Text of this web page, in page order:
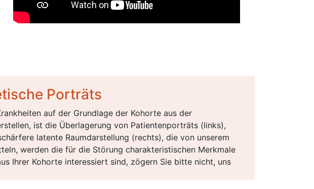
Porträts
auf der Grundlage der Kohorte aus der
ist die Überlagerung von Patientenporträts (links),
latente Raumdarstellung (rechts), die von unserem
werden die für die Störung charakteristischen Merkmale
Ihrer Kohorte interessiert sind, zögern Sie bitte nicht, uns